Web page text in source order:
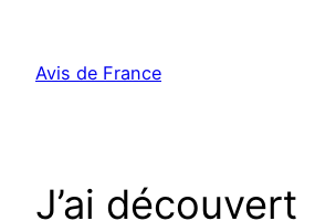
contenu
Avis de France
J’ai découvert